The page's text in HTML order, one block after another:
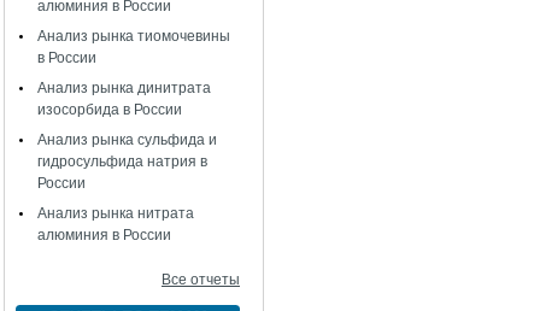
алюминия в России
Анализ рынка тиомочевины
в России
Анализ рынка динитрата
изосорбида в России
Анализ рынка сульфида и
гидросульфида натрия в
России
Анализ рынка нитрата
алюминия в России
Все отчеты